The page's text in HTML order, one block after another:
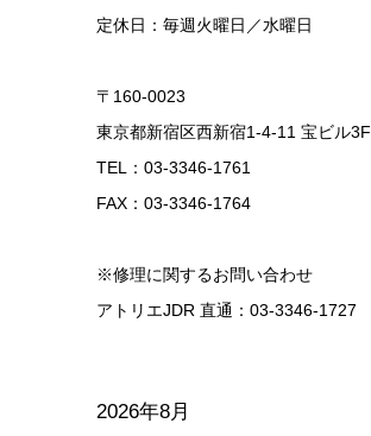
定休日：毎週火曜日／水曜日
〒160-0023
東京都新宿区西新宿1-4-11 宝ビル3F
TEL：03-3346-1761
FAX：03-3346-1764
※修理に関するお問い合わせ
アトリエJDR 直通：03-3346-1727
2026年8月